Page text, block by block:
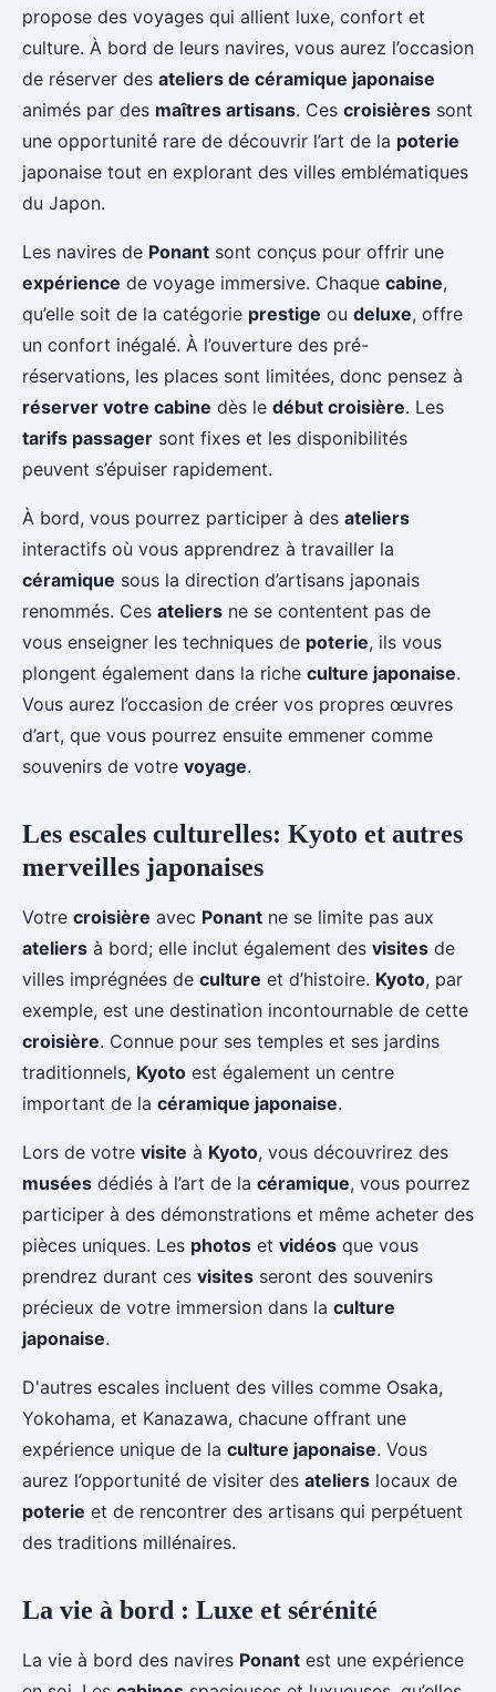
propose des voyages qui allient luxe, confort et
culture. À bord de leurs navires, vous aurez l’occasion
de réserver des ateliers de céramique japonaise
animés par des maîtres artisans. Ces croisières sont
une opportunité rare de découvrir l’art de la poterie
japonaise tout en explorant des villes emblématiques
du Japon.
Les navires de Ponant sont conçus pour offrir une
expérience de voyage immersive. Chaque cabine,
qu’elle soit de la catégorie prestige ou deluxe, offre
un confort inégalé. À l’ouverture des pré-
réservations, les places sont limitées, donc pensez à
réserver votre cabine dès le début croisière. Les
tarifs passager sont fixes et les disponibilités
peuvent s’épuiser rapidement.
À bord, vous pourrez participer à des ateliers
interactifs où vous apprendrez à travailler la
céramique sous la direction d’artisans japonais
renommés. Ces ateliers ne se contentent pas de
vous enseigner les techniques de poterie, ils vous
plongent également dans la riche culture japonaise.
Vous aurez l’occasion de créer vos propres œuvres
d’art, que vous pourrez ensuite emmener comme
souvenirs de votre voyage.
Les escales culturelles: Kyoto et autres
merveilles japonaises
Votre croisière avec Ponant ne se limite pas aux
ateliers à bord; elle inclut également des visites de
villes imprégnées de culture et d’histoire. Kyoto, par
exemple, est une destination incontournable de cette
croisière. Connue pour ses temples et ses jardins
traditionnels, Kyoto est également un centre
important de la céramique japonaise.
Lors de votre visite à Kyoto, vous découvrirez des
musées dédiés à l’art de la céramique, vous pourrez
participer à des démonstrations et même acheter des
pièces uniques. Les photos et vidéos que vous
prendrez durant ces visites seront des souvenirs
précieux de votre immersion dans la culture
japonaise.
D'autres escales incluent des villes comme Osaka,
Yokohama, et Kanazawa, chacune offrant une
expérience unique de la culture japonaise. Vous
aurez l’opportunité de visiter des ateliers locaux de
poterie et de rencontrer des artisans qui perpétuent
des traditions millénaires.
La vie à bord : Luxe et sérénité
La vie à bord des navires Ponant est une expérience